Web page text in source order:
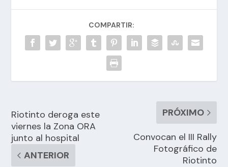
COMPARTIR:
Riotinto deroga este
viernes la Zona ORA
junto al hospital
ANTERIOR
PRÓXIMO
Convocan el III Rally
Fotográfico de
Riotinto